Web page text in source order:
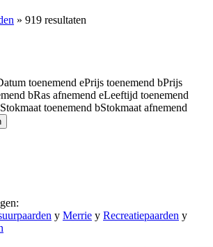
» 919 resultaten
toenemend ePrijs toenemend bPrijs
bRas afnemend eLeeftijd toenemend
Stokmaat toenemend bStokmaat afnemend
y Merrie y Recreatiepaarden y